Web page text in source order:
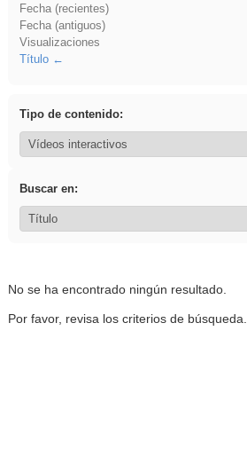
Fecha (recientes)
Fecha (antiguos)
Visualizaciones
Título
Tipo de contenido:
Buscar en:
No se ha encontrado ningún resultado.
Por favor, revisa los criterios de búsqueda.